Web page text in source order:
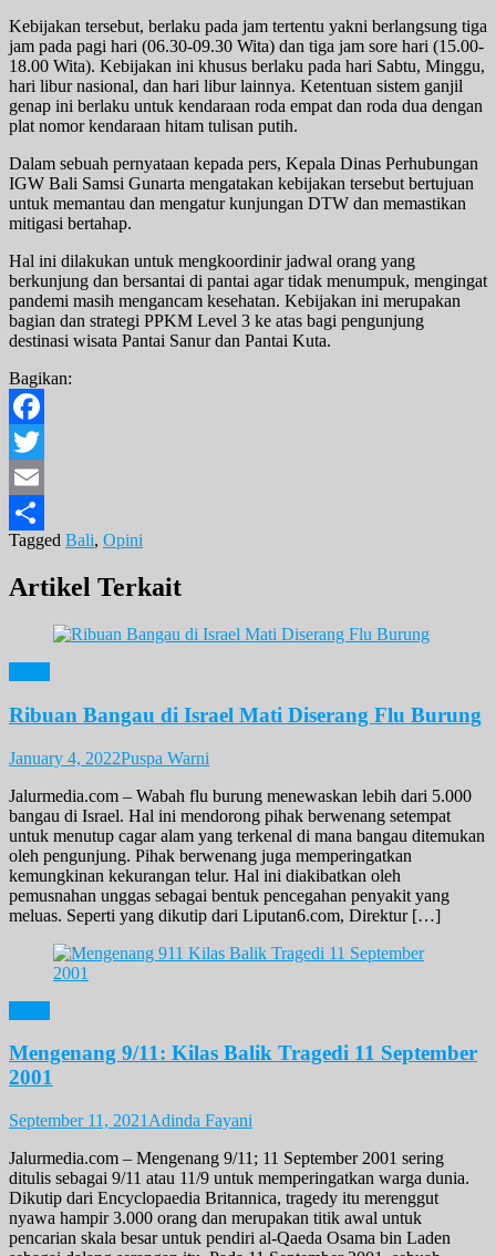
Kebijakan tersebut, berlaku pada jam tertentu yakni berlangsung tiga
jam pada pagi hari (06.30-09.30 Wita) dan tiga jam sore hari (15.00-
18.00 Wita). Kebijakan ini khusus berlaku pada hari Sabtu, Minggu,
hari libur nasional, dan hari libur lainnya. Ketentuan sistem ganjil
genap ini berlaku untuk kendaraan roda empat dan roda dua dengan
plat nomor kendaraan hitam tulisan putih.
Dalam sebuah pernyataan kepada pers, Kepala Dinas Perhubungan
IGW Bali Samsi Gunarta mengatakan kebijakan tersebut bertujuan
untuk memantau dan mengatur kunjungan DTW dan memastikan
mitigasi bertahap.
Hal ini dilakukan untuk mengkoordinir jadwal orang yang
berkunjung dan bersantai di pantai agar tidak menumpuk, mengingat
pandemi masih mengancam kesehatan. Kebijakan ini merupakan
bagian dan strategi PPKM Level 3 ke atas bagi pengunjung
destinasi wisata Pantai Sanur dan Pantai Kuta.
Bagikan:
Facebook
Twitter
Email
Share
Tagged Bali, Opini
Artikel Terkait
Ribuan Bangau di Israel Mati Diserang Flu Burung
January 4, 2022Puspa Warni
Jalurmedia.com – Wabah flu burung menewaskan lebih dari 5.000
bangau di Israel. Hal ini mendorong pihak berwenang setempat
untuk menutup cagar alam yang terkenal di mana bangau ditemukan
oleh pengunjung. Pihak berwenang juga memperingatkan
kemungkinan kekurangan telur. Hal ini diakibatkan oleh
pemusnahan unggas sebagai bentuk pencegahan penyakit yang
meluas. Seperti yang dikutip dari Liputan6.com, Direktur […]
Mengenang 9/11: Kilas Balik Tragedi 11 September
2001
September 11, 2021 Adinda Fayani
Jalurmedia.com – Mengenang 9/11; 11 September 2001 sering
ditulis sebagai 9/11 atau 11/9 untuk memperingatkan warga dunia.
Dikutip dari Encyclopaedia Britannica, tragedy itu merenggut
nyawa hampir 3.000 orang dan merupakan titik awal untuk
pencarian skala besar untuk pendiri al-Qaeda Osama bin Laden